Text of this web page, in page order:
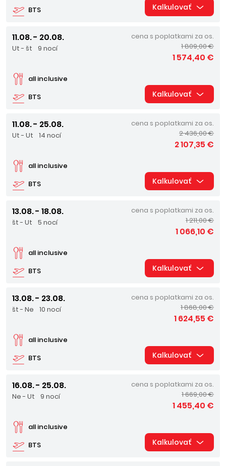
BTS Kalkulovať
11.08. - 20.08.
Ut - št 9 nocí
BTS
all inclusive
cena s poplatkami za os.
1 809,00 €
1 574,40 €
Kalkulovať
11.08. - 25.08.
Ut - Ut 14 nocí
BTS
all inclusive
cena s poplatkami za os.
2 436,00 €
2 107,35 €
Kalkulovať
13.08. - 18.08.
št - Ut 5 nocí
BTS
all inclusive
cena s poplatkami za os.
1 211,00 €
1 066,10 €
Kalkulovať
13.08. - 23.08.
št - Ne 10 nocí
BTS
all inclusive
cena s poplatkami za os.
1 868,00 €
1 624,55 €
Kalkulovať
16.08. - 25.08.
Ne - Ut 9 nocí
BTS
all inclusive
cena s poplatkami za os.
1 669,00 €
1 455,40 €
Kalkulovať